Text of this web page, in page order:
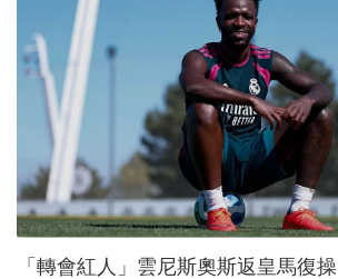
「轉會紅人」雲尼斯奧斯返皇馬復操